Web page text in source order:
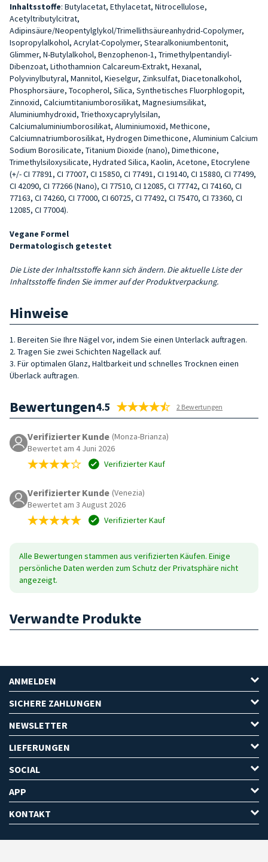
Inhaltsstoffe: Butylacetat, Ethylacetat, Nitrocellulose,
Acetyltributylcitrat,
Adipinsäure/Neopentylglykol/Trimellithsäureanhydrid-Copolymer,
Isopropylalkohol, Acrylat-Copolymer, Stearalkoniumbentonit,
Glimmer, N-Butylalkohol, Benzophenon-1, Trimethylpentandiyl-
Dibenzoat, Lithothamnion Calcareum-Extrakt, Hexanal,
Polyvinylbutyral, Mannitol, Kieselgur, Zinksulfat, Diacetonalkohol,
Phosphorsäure, Tocopherol, Silica, Synthetisches Fluorphlogopit,
Zinnoxid, Calciumtitaniumborosilikat, Magnesiumsilikat,
Aluminiumhydroxid, Triethoxycaprylylsilan,
Calciumaluminiumborosilikat, Aluminiumoxid, Methicone,
Calciumnatriumborosilikat, Hydrogen Dimethicone, Aluminium Calcium
Sodium Borosilicate, Titanium Dioxide (nano), Dimethicone,
Trimethylsiloxysilicate, Hydrated Silica, Kaolin, Acetone, Etocrylene
(+/- CI 77891, CI 77007, CI 15850, CI 77491, CI 19140, CI 15880, CI 77499,
CI 42090, CI 77266 (Nano), CI 77510, CI 12085, CI 77742, CI 74160, CI
77163, CI 74260, CI 77000, CI 60725, CI 77492, CI 75470, CI 73360, CI
12085, CI 77004).
Vegane Formel
Dermatologisch getestet
Die Liste der Inhaltsstoffe kann sich ändern. Die aktuelle Liste der
Inhaltsstoffe finden Sie immer auf der Produktverpackung.
Hinweise
1. Bereiten Sie Ihre Nägel vor, indem Sie einen Unterlack auftragen.
2. Tragen Sie zwei Schichten Nagellack auf.
3. Für optimalen Glanz, Haltbarkeit und schnelles Trocknen einen
Überlack auftragen.
Bewertungen4.5 2 Bewertungen
Verifizierter Kunde (Monza-Brianza)
Bewertet am 4 Juni 2026
Verifizierter Kauf
Verifizierter Kunde (Venezia)
Bewertet am 3 August 2026
Verifizierter Kauf
Alle Bewertungen stammen aus verifizierten Käufen. Einige
persönliche Daten werden zum Schutz der Privatsphäre nicht
angezeigt.
Verwandte Produkte
ANMELDEN
SICHERE ZAHLUNGEN
NEWSLETTER
LIEFERUNGEN
SOCIAL
APP
KONTAKT